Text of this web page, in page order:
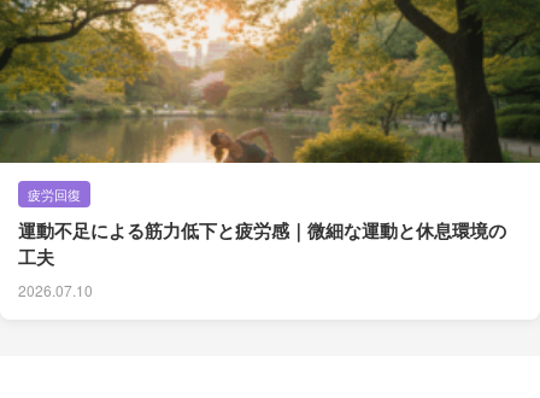
疲労回復
運動不足による筋力低下と疲労感｜微細な運動と休息環境の
工夫
2026.07.10